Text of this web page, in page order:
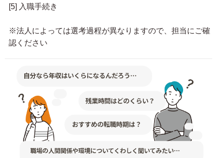
[5] 入職手続き
※法人によっては選考過程が異なりますので、担当にご確
認ください